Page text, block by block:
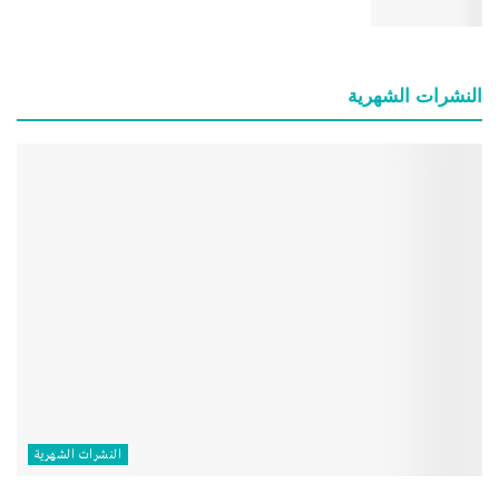
النشرات الشهریة
النشرات الشهریة